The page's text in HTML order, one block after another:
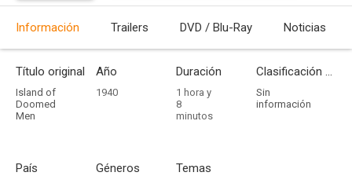
Información Trailers DVD / Blu-Ray Noticias
Título original
Island of
Doomed
Men
Año
1940
Duración
1 hora y
8
minutos
Clasificación por edades
Sin
información
País Géneros Temas